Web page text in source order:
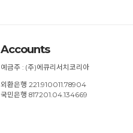
Accounts
예금주 : (주)에큐리서치코리아
외환은행 221.910011.78904
국민은행 817201.04.134669